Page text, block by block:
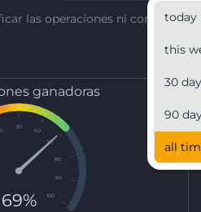
today
this
30
90
all
las operaciones ni corregir el
ganadoras
50
60
70
80
90
100
69%